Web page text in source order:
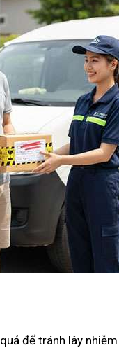
để tránh lây